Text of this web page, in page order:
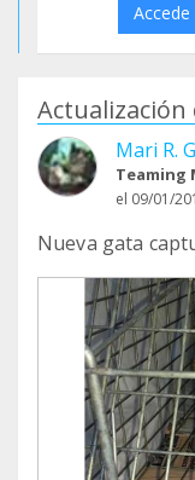
Accede
Actualización
Mari R.
Teaming
el 09/01/
Nueva gata